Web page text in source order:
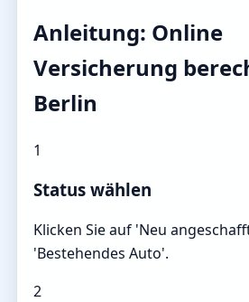
Anleitung: Online
Versicherung
Berlin
1
Status wählen
Klicken Sie auf 'Neu
'Bestehendes Auto'.
2